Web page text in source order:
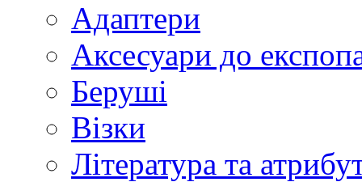
Адаптери
Аксесуари до
Беруші
Візки
Література та